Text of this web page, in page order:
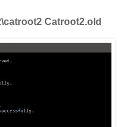
Catroot2.old